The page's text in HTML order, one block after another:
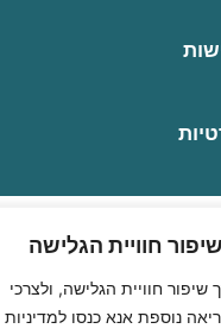
חוויית הגלישה
חוויית הגלישה, ולצרכי
נוספת אנא כנסו למדיניות